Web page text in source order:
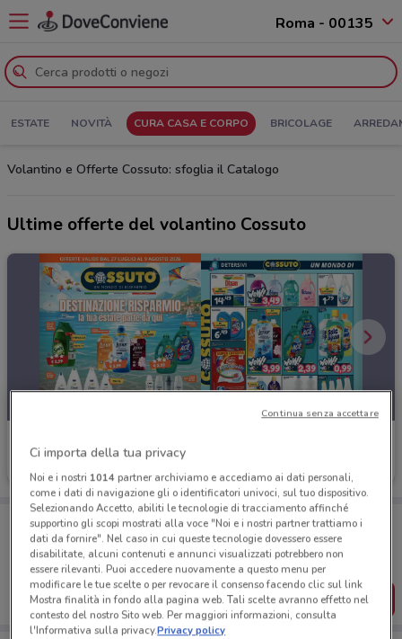
Roma - 00135
ESTATE NOVITÀ CURA CASA E CORPO BRICOLAGE
Volantino e Offerte Cossuto: sfoglia il Catalogo
Ultime offerte del volantino Cossuto
Porta DoveConviene sempre con te!
Puoi trovare le migliori offerte dei negozi vicino a te,
salvarle e creare la tua lista del risparmio, comodamente
dal tuo cellulare.
SCARICA L’APP
Ci importa della tua privacy
Noi e i nostri 1014partner archiviamo e accediamo ai dati personali,
come i dati di navigazione gli o identificatori univoci, sul tuo dispositivo.
Selezionando Accetto, abiliti le tecnologie di tracciamento affinché
supportino gli scopi mostrati alla voce "Noi e i nostri partner trattiamo i
dati da fornire". Nel caso in cui queste tecnologie dovessero essere
disabilitate, alcuni contenuti e annunci visualizzati potrebbero non
essere rilevanti. Puoi accedere nuovamente a questo menu per
modificare le tue scelte o per revocare il consenso facendo clic sul link
Mostra finalità in fondo alla pagina web. Tali scelte avranno effetto nel
contesto del nostro Sito web. Per maggiori informazioni, consulta
l'Informativa sulla privacy.Privacy policy
Continua senza accettare